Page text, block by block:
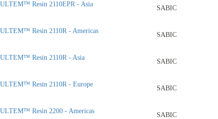
ULTEM™ Resin 2110EPR - Asia
SABIC
ULTEM™ Resin 2110R - Americas
SABIC
ULTEM™ Resin 2110R - Asia
SABIC
ULTEM™ Resin 2110R - Europe
SABIC
ULTEM™ Resin 2200 - Americas
SABIC